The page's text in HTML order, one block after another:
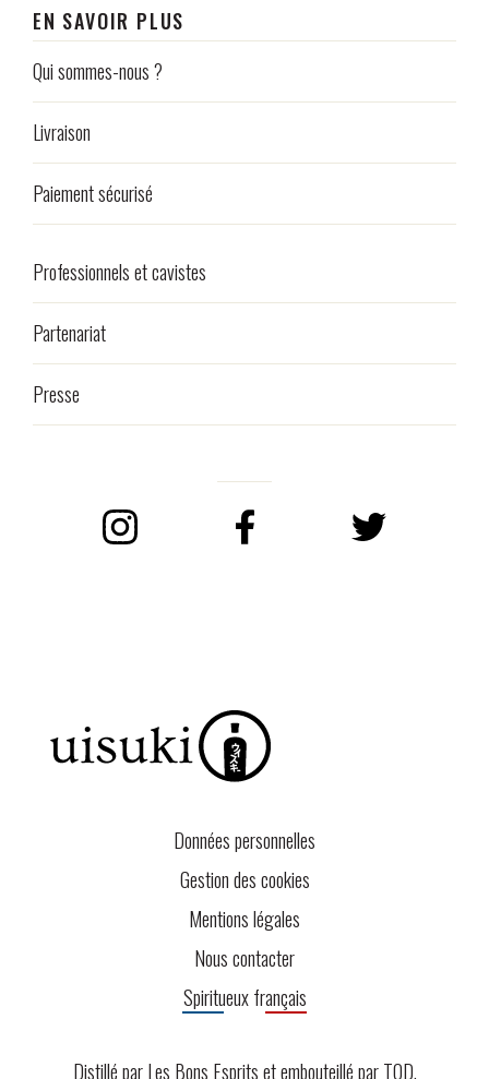
EN SAVOIR PLUS
Qui sommes-nous ?
Livraison
Paiement sécurisé
Professionnels et cavistes
Partenariat
Presse
Données personnelles
Gestion des cookies
Mentions légales
Nous contacter
Spiritueux français
Distillé par Les Bons Esprits et embouteillé parTOD.